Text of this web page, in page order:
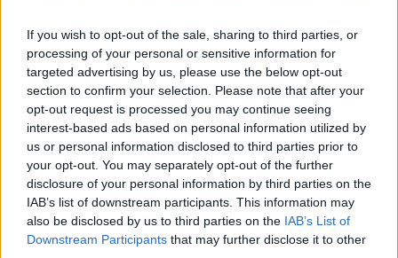
If you wish to opt-out of the sale, sharing to third parties, or
processing of your personal or sensitive information for
targeted advertising by us, please use the below opt-out
section to confirm your selection. Please note that after your
opt-out request is processed you may continue seeing
interest-based ads based on personal information utilized by
us or personal information disclosed to third parties prior to
your opt-out. You may separately opt-out of the further
disclosure of your personal information by third parties on the
IAB’s list of downstream participants. This information may
also be disclosed by us to third parties on the IAB’s List of
Downstream Participants that may further disclose it to other